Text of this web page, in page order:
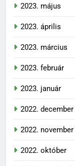
2023. május
2023. április
2023. március
2023. február
2023. január
2022. december
2022. november
2022. október